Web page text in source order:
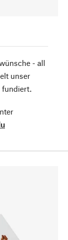
- all
unser
fundiert.